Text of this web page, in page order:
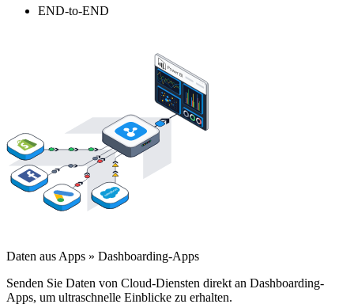
END-to-END
Daten aus Apps » Dashboarding-Apps
Senden Sie Daten von Cloud-Diensten direkt an Dashboarding-
Apps, um ultraschnelle Einblicke zu erhalten.